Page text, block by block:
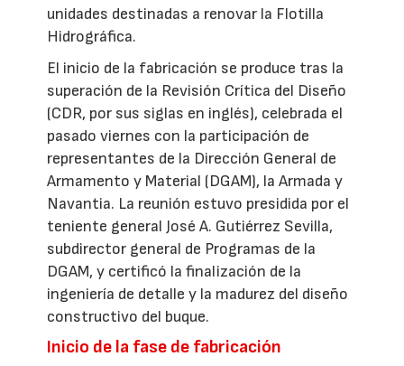
unidades destinadas a renovar la Flotilla
Hidrográfica.
El inicio de la fabricación se produce tras la
superación de la Revisión Crítica del Diseño
(CDR, por sus siglas en inglés), celebrada el
pasado viernes con la participación de
representantes de la Dirección General de
Armamento y Material (DGAM), la Armada y
Navantia. La reunión estuvo presidida por el
teniente general José A. Gutiérrez Sevilla,
subdirector general de Programas de la
DGAM, y certificó la finalización de la
ingeniería de detalle y la madurez del diseño
constructivo del buque.
Inicio de la fase de fabricación